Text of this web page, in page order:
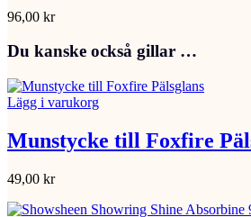
96,00 kr
Du kanske också gillar …
Lägg i varukorg
Munstycke till Foxfire
49,00 kr